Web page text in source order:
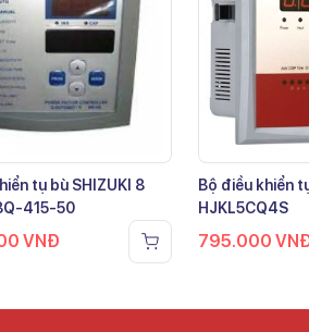
tụ bù SHIZUKI 8
415-50
VNĐ
Bộ điều khiển
HJKL5CQ4S
795.000